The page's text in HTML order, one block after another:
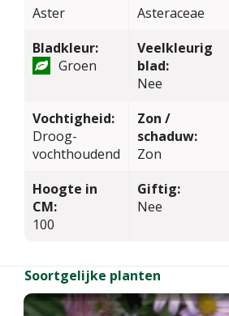
Aster
Asteraceae
Bladkleur:
Groen
Veelkleurig
blad:
Nee
Vochtigheid:
Droog-
vochthoudend
Zon /
schaduw:
Zon
Hoogte in
CM:
100
Giftig:
Nee
Soortgelijke planten